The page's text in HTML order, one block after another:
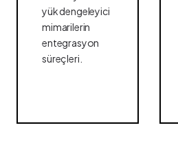
yük dengeleyici
mimarilerin
entegrasyon
süreçleri.